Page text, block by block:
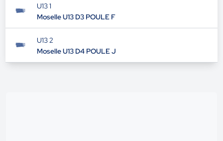
U13 1
Moselle U13 D3 POULE F
U13 2
Moselle U13 D4 POULE J